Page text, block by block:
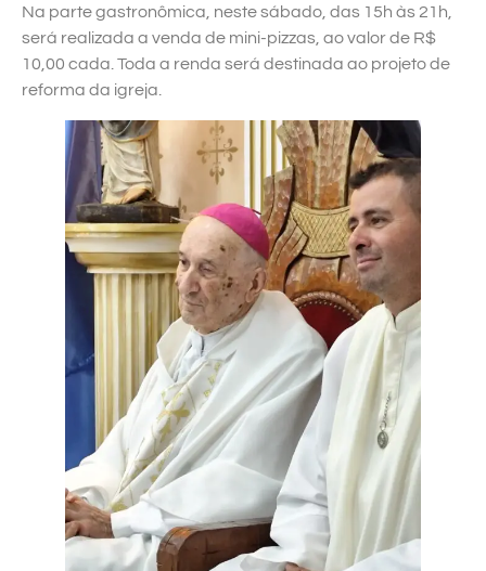
Na parte gastronômica, neste sábado, das 15h às 21h,
será realizada a venda de mini-pizzas, ao valor de R$
10,00 cada. Toda a renda será destinada ao projeto de
reforma da igreja.